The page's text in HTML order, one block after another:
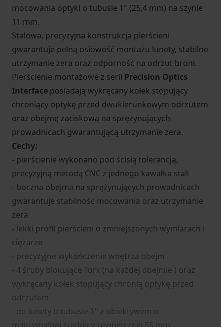
mocowania optyki o tubusie 1" (25,4 mm) na szynie
11 mm.
Stalowa, precyzyjna konstrukcja pierścieni
gwarantuje pełną osiowość montażu lunety, stabilne
utrzymanie zera oraz odporność na odrzut broni.
Pierścienie montażowe z serii Precision Optics
Interface posiadają wykręcany kołek stopujący
chroniący optykę przed dwukierunkowym odrzutem
oraz obejmę zaciskową na sprężynujących
prowadnicach gwarantującą utrzymanie zera.
Cechy:
- pierścienie wykonano pod ścisłą tolerancją,
precyzyjną metodą CNC z jednego kawałka stali
- boczna obejma na sprężynujących prowadnicach
gwarantuje stabilność mocowania oraz utrzymanie
zera
- lekki profil pierścieni o zmniejszonych wymiarach i
ciężarze
- precyzyjne wykończenie wnętrza obejm
- 4 śruby blokujące Torx (na każdej obejmie ) oraz
wykręcany kołek stopujący chronią optykę przed
odrzutem
- do lunety o tubusie 1" z obiektywem o